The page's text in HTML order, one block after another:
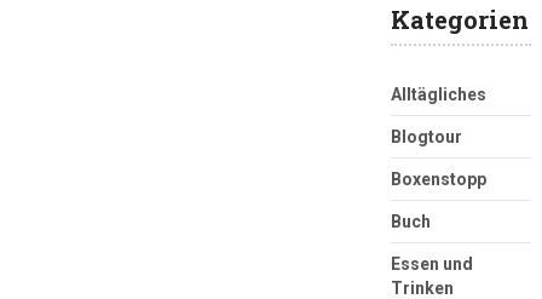
Kategorien
Alltägliches
Blogtour
Boxenstopp
Buch
Essen und
Trinken